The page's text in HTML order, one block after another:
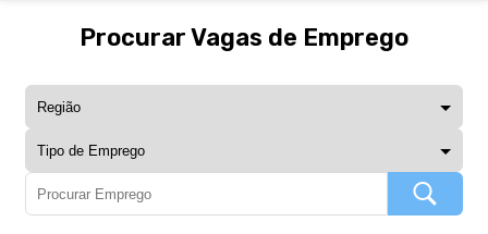
Procurar Vagas de Emprego